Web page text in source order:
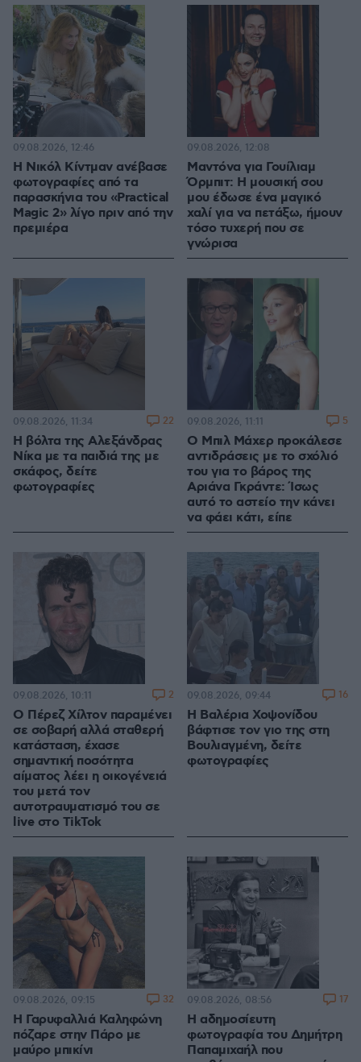
Η Νικόλ Κίντμαν ανέβασε
φωτογραφίες από τα
παρασκήνια του «Practical
Magic 2» λίγο πριν από την
πρεμιέρα
09.08.2026, 12:46
Μαντόνα για Γουίλιαμ
Όρμπιτ: Η μουσική σου
μου έδωσε ένα μαγικό
χαλί για να πετάξω, ήμουν
τόσο τυχερή που σε
γνώρισα
09.08.2026, 12:08
Η βόλτα της Αλεξάνδρας
Νίκα με τα παιδιά της με
σκάφος, δείτε
φωτογραφίες
09.08.2026, 11:34 22
Ο Μπιλ Μάχερ προκάλεσε
αντιδράσεις με το σχόλιό
του για το βάρος της
Αριάνα Γκράντε: Ίσως
αυτό το αστείο την κάνει
να φάει κάτι, είπε
09.08.2026, 11:11 5
Ο Πέρεζ Χίλτον παραμένει
σε σοβαρή αλλά σταθερή
κατάσταση, έχασε
σημαντική ποσότητα
αίματος λέει η οικογένειά
του μετά τον
αυτοτραυματισμό του σε
live στο TikTok
09.08.2026, 10:11 2
Η Βαλέρια Χοψονίδου
βάφτισε τον γιο της στη
Βουλιαγμένη, δείτε
φωτογραφίες
09.08.2026, 09:44 16
Η Γαρυφαλλιά Καληφώνη
πόζαρε στην Πάρο με
μαύρο μπικίνι
09.08.2026, 09:15 32
Η αδημοσίευτη
φωτογραφία του Δημήτρη
Παπαμιχαήλ που
09.08.2026, 08:56 17